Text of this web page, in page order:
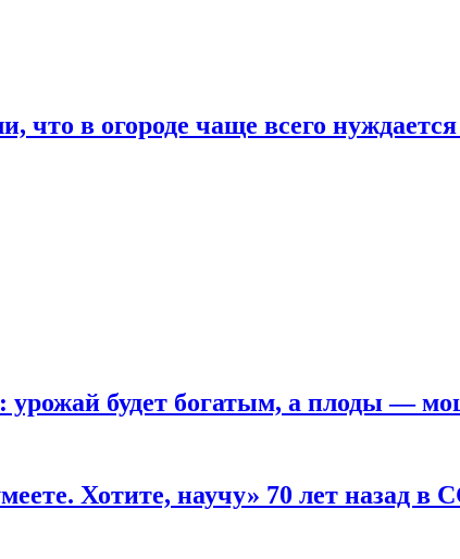
что в огороде чаще всего
урожай будет богатым, а плоды —
Хотите, научу» 70 лет назад